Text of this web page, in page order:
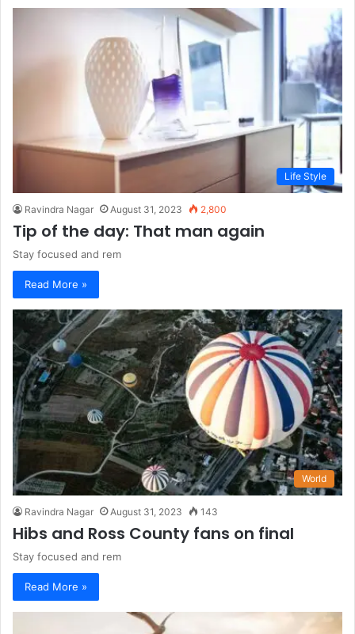
Life Style
Ravindra Nagar August 31, 2023 2,800
Tip of the day: That man again
Stay focused and rem
Read More »
World
Ravindra Nagar August 31, 2023 143
Hibs and Ross County fans on final
Stay focused and rem
Read More »